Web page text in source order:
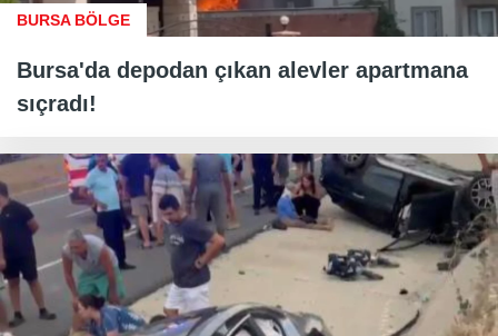
BURSA BÖLGE
Bursa'da depodan çıkan alevler apartmana
sıçradı!